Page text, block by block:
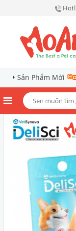
Sản Phẩm Mới